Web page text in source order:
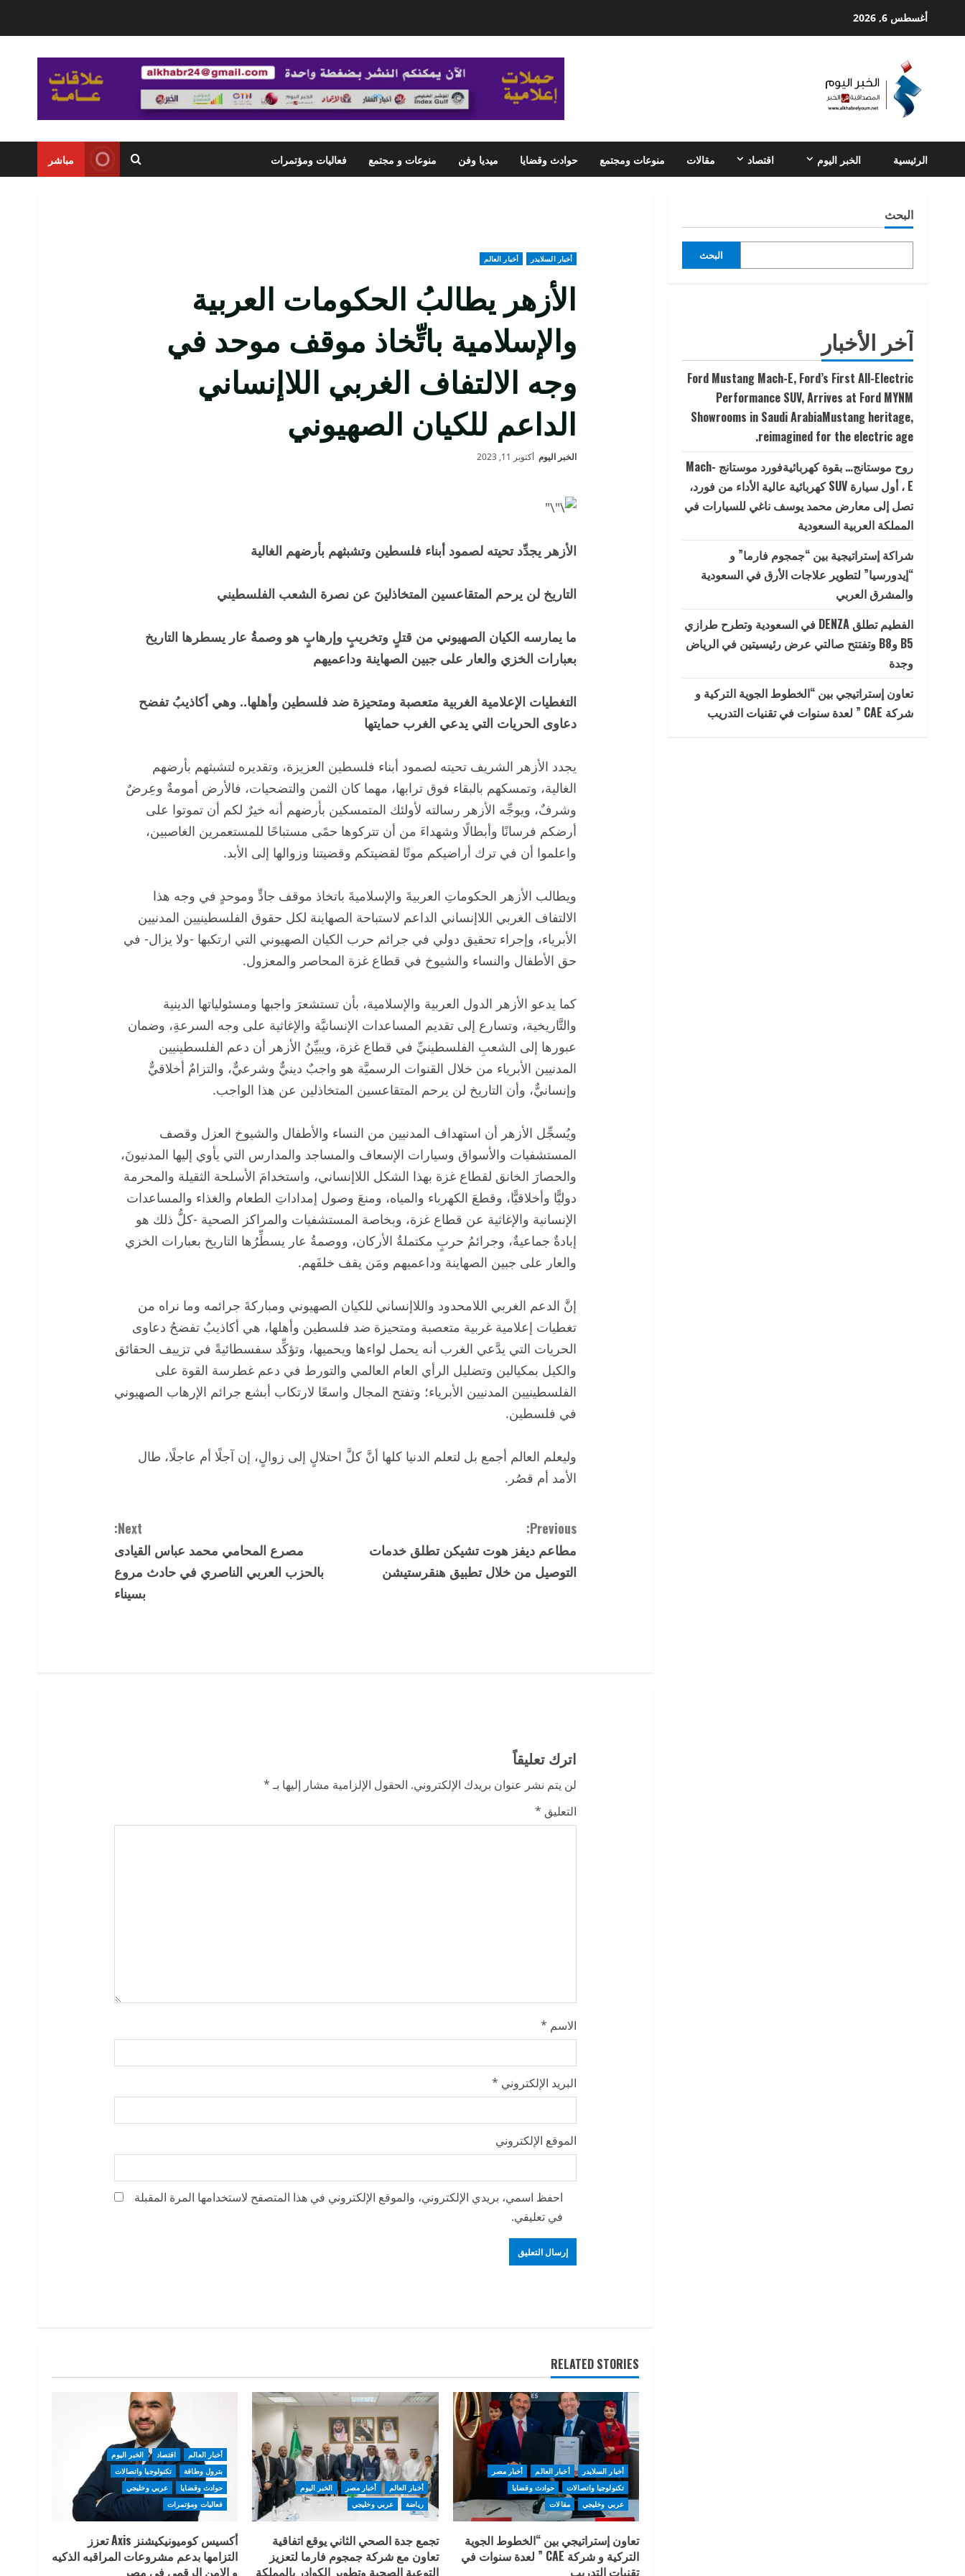
أغسطس 6, 2026
الرئيسية الخبر اليوم اقتصاد مقالات منوعات ومجتمع حوادث وقضايا ميديا وفن منوعات و مجتمع فعاليات ومؤتمرات مباشر
أخبار السلايدر أخبار العالم
الأزهر يطالبُ الحكومات العربية
والإسلامية باتِّخاذ موقف موحد في
وجه الالتفاف الغربي اللاإنساني
الداعم للكيان الصهيوني
الخبر اليوم أكتوبر 11, 2023
الأزهر يجدِّد تحيته لصمود أبناء فلسطين وتشبثهم بأرضهم الغالية
التاريخ لن يرحم المتقاعسين المتخاذلينَ عن نصرة الشعب الفلسطيني
ما يمارسه الكيان الصهيوني من قتلٍ وتخريبٍ وإرهابٍ هو وصمةُ عار يسطرها التاريخ
بعبارات الخزي والعار على جبين الصهاينة وداعميهم
التغطيات الإعلامية الغربية متعصبة ومتحيزة ضد فلسطين وأهلها.. وهي أكاذيبُ تفضح
دعاوى الحريات التي يدعي الغرب حمايتها
يجدد الأزهر الشريف تحيته لصمود أبناء فلسطين العزيزة، وتقديره لتشبثهم بأرضهم
الغالية، وتمسكهم بالبقاء فوق ترابها، مهما كان الثمن والتضحيات، فالأرض أمومةٌ وعِرضٌ
وشرفٌ، ويوجِّه الأزهر رسالته لأولئك المتمسكين بأرضهم أنه خيرٌ لكم أن تموتوا على
أرضكم فرسانًا وأبطالًا وشهداءَ من أن تتركوها حمًى مستباحًا للمستعمرين الغاصبين،
واعلموا أن في ترك أراضيكم موتًا لقضيتكم وقضيتنا وزوالها إلى الأبد.
ويطالب الأزهر الحكوماتِ العربيةَ والإسلاميةَ باتخاذ موقف جادٍّ وموحدٍ في وجه هذا
الالتفاف الغربي اللاإنساني الداعم لاستباحة الصهاينة لكل حقوق الفلسطينيين المدنيين
الأبرياء، وإجراء تحقيق دولي في جرائم حرب الكيان الصهيوني التي ارتكبها -ولا يزال- في
حق الأطفال والنساء والشيوخ في قطاع غزة المحاصر والمعزول.
كما يدعو الأزهر الدول العربية والإسلامية، بأن تستشعرَ واجبها ومسئولياتها الدينية
والتَّاريخية، وتسارع إلى تقديم المساعدات الإنسانيَّة والإغاثية على وجه السرعةِ، وضمان
عبورها إلى الشعبِ الفلسطينيِّ في قطاع غزة، ويبيِّنُ الأزهر أن دعم الفلسطينيين
المدنيين الأبرياء من خلال القنوات الرسميَّة هو واجبٌ دينيٌّ وشرعيٌّ، والتزامٌ أخلاقيٌّ
وإنسانيٌّ، وأن التاريخ لن يرحم المتقاعسين المتخاذلين عن هذا الواجب.
ويُسجِّل الأزهر أن استهداف المدنيين من النساء والأطفال والشيوخ العزل وقصف
المستشفيات والأسواق وسيارات الإسعاف والمساجد والمدارس التي يأوي إليها المدنيونَ،
والحصارَ الخانق لقطاع غزة بهذا الشكل اللاإنساني، واستخدامَ الأسلحة الثقيلة والمحرمة
دوليًّا وأخلاقيًّا، وقطعَ الكهرباء والمياه، ومنعَ وصول إمداداتِ الطعام والغذاء والمساعدات
الإنسانية والإغاثية عن قطاع غزة، وبخاصة المستشفيات والمراكز الصحية -كلُّ ذلك هو
إبادةٌ جماعيةٌ، وجرائمُ حربٍ مكتملةُ الأركان، ووصمةُ عار يسطِّرُها التاريخ بعبارات الخزي
والعار على جبين الصهاينة وداعميهم ومَن يقف خلفَهم.
إنَّ الدعم الغربي اللامحدود واللاإنساني للكيان الصهيوني ومباركةَ جرائمه وما نراه من
تغطيات إعلامية غربية متعصبة ومتحيزة ضد فلسطين وأهلها، هي أكاذيبُ تفضحُ دعاوى
الحريات التي يدَّعي الغرب أنه يحمل لواءها ويحميها، وتؤكِّد سفسطائيةً في تزييف الحقائق
والكيل بمكيالين وتضليل الرأي العام العالمي والتورط في دعم غطرسة القوة على
الفلسطينيين المدنيين الأبرياء؛ وتفتح المجال واسعًا لارتكاب أبشع جرائم الإرهاب الصهيوني
في فلسطين.
وليعلم العالم أجمع بل لتعلم الدنيا كلها أنَّ كلَّ احتلالٍ إلى زوالٍ، إن آجلًا أم عاجلًا، طال
الأمد أم قصُر.
C
o
R
e
a
Previous:
مطاعم ديفز هوت تشيكن تطلق خدمات
التوصيل من خلال تطبيق هنقرستيشن
Next:
مصرع المحامي محمد عباس القيادى
بالحزب العربي الناصري في حادث مروع
بسيناء
اترك تعليقاً
لن يتم نشر عنوان بريدك الإلكتروني. الحقول الإلزامية مشار إليها بـ*
التعليق *
الاسم *
البريد الإلكتروني *
الموقع الإلكتروني
احفظ اسمي، بريدي الإلكتروني، والموقع الإلكتروني في هذا المتصفح لاستخدامها المرة المقبلة
في تعليقي.
RELATED STORIES
أخبار السلايدر أخبار العالم
أخبار مصر
تكنولوجيا واتصالات
حوادث وقضايا
عربي وخليجي
مقالات
تعاون إستراتيجي بين “الخطوط الجوية
التركية و شركة CAE ” لعدة سنوات في
تقنيات التدريب
أخبار العالم أخبار مصر
الخبر اليوم
رياضة
عربي وخليجي
تجمع جدة الصحي الثاني يوقع اتفاقية
تعاون مع شركة جمجوم فارما لتعزيز
التوعية الصحية وتطوير الكوادر بالمملكة
أخبار العالم اقتصاد
الخبر اليوم
بترول وطاقة
تكنولوجيا واتصالات
حوادث وقضايا
عربي وخليجي
فعاليات ومؤتمرات
أكسيس كوميونيكيشنز Axis تعزز
التزامها بدعم مشروعات المراقبه الذكيه
و الامن الرقمي في مصر
البحث
البحث
آخر الأخبار
Ford Mustang Mach-E, Ford’s First All-Electric
Performance SUV, Arrives at Ford MYNM
Showrooms in Saudi ArabiaMustang heritage,
reimagined for the electric age.
روح موستانج… بقوة كهربائيةفورد موستانج Mach-
E ، أول سيارة SUV كهربائية عالية الأداء من فورد،
تصل إلى معارض محمد يوسف ناغي للسيارات في
المملكة العربية السعودية
شراكة إستراتيجية بين “جمجوم فارما” و
“إيدورسيا” لتطوير علاجات الأرق في السعودية
والمشرق العربي
الفطيم تطلق DENZA في السعودية وتطرح طرازي
B5 وB8 وتفتتح صالتي عرض رئيسيتين في الرياض
وجدة
تعاون إستراتيجي بين “الخطوط الجوية التركية و
شركة CAE ” لعدة سنوات في تقنيات التدريب